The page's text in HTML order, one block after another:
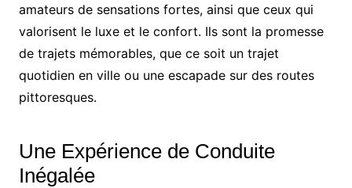
amateurs de sensations fortes, ainsi que ceux qui
valorisent le luxe et le confort. Ils sont la promesse
de trajets mémorables, que ce soit un trajet
quotidien en ville ou une escapade sur des routes
pittoresques.
Une Expérience de Conduite
Inégalée